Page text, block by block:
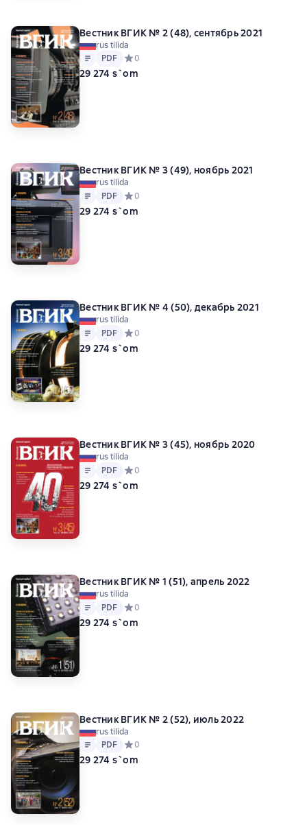
Вестник ВГИК № 2 (48), сентябрь 2021
rus tilida
Matn
PDF
PDF Средний рейтинг 0 на основе 0 оценок
0
29 274 s`om
Вестник ВГИК № 3 (49), ноябрь 2021
rus tilida
Matn
PDF
PDF Средний рейтинг 0 на основе 0 оценок
0
29 274 s`om
Вестник ВГИК № 4 (50), декабрь 2021
rus tilida
Matn
PDF
PDF Средний рейтинг 0 на основе 0 оценок
0
29 274 s`om
Вестник ВГИК № 3 (45), ноябрь 2020
rus tilida
Matn
PDF
PDF Средний рейтинг 0 на основе 0 оценок
0
29 274 s`om
Вестник ВГИК № 1 (51), апрель 2022
rus tilida
Matn
PDF
PDF Средний рейтинг 0 на основе 0 оценок
0
29 274 s`om
Вестник ВГИК № 2 (52), июль 2022
rus tilida
Matn
PDF
PDF Средний рейтинг 0 на основе 0 оценок
0
29 274 s`om